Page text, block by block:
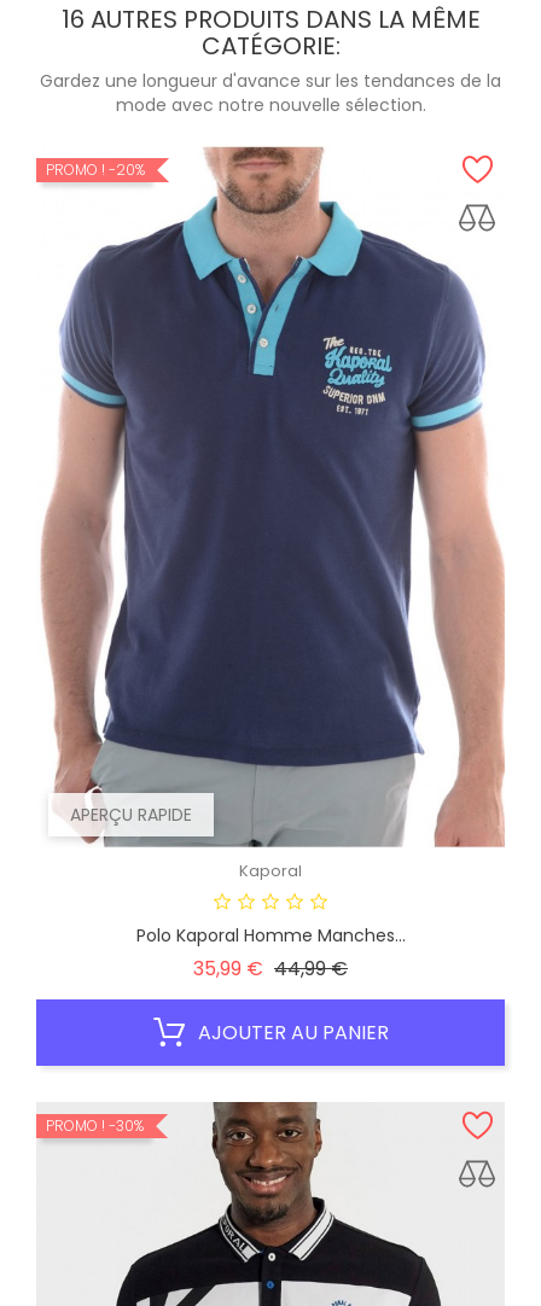
16 AUTRES PRODUITS DANS LA MÊME
CATÉGORIE:
Gardez une longueur d'avance sur les tendances de la
mode avec notre nouvelle sélection.
APERÇU RAPIDE
PROMO ! -20%
Kaporal
Polo Kaporal Homme Manches...
35,99 € Prix
44,99 €Prix
AJOUTER AU PANIER
PROMO ! -30%